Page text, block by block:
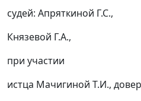
судей: Апряткиной Г.С.,
Князевой Г.А.,
при участии
истца Мачигиной Т.И.,